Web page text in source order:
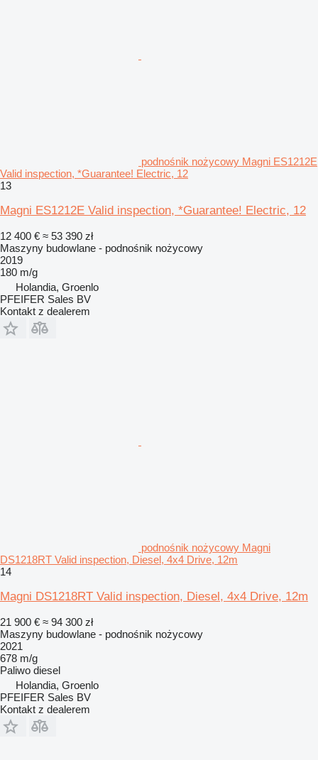
podnośnik nożycowy Magni ES1212E
Valid inspection, *Guarantee! Electric, 12
13
Magni ES1212E Valid inspection, *Guarantee! Electric, 12
12 400 € ≈ 53 390 zł
Maszyny budowlane - podnośnik nożycowy
2019
180 m/g
Holandia, Groenlo
PFEIFER Sales BV
Kontakt z dealerem
podnośnik nożycowy Magni
DS1218RT Valid inspection, Diesel, 4x4 Drive, 12m
14
Magni DS1218RT Valid inspection, Diesel, 4x4 Drive, 12m
21 900 € ≈ 94 300 zł
Maszyny budowlane - podnośnik nożycowy
2021
678 m/g
Paliwo diesel
Holandia, Groenlo
PFEIFER Sales BV
Kontakt z dealerem